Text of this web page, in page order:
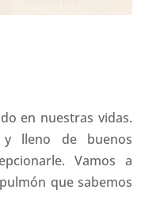
en nuestras vidas.
lleno de buenos
Vamos a
que sabemos